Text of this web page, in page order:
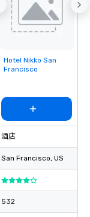
Removed from
favorites
Hotel Nikko San
Francisco
酒店
San Francisco, US
532